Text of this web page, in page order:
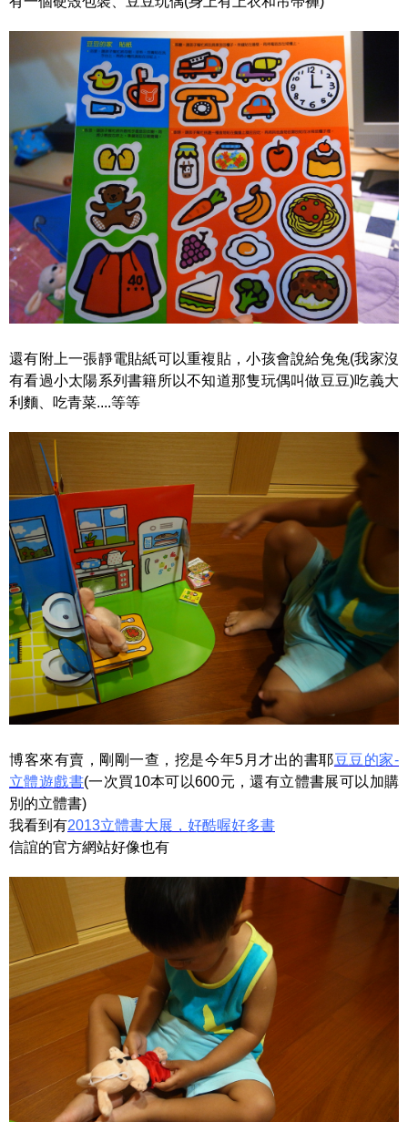
還有附上一張靜電貼紙可以重複貼，小孩會說給兔兔(我家沒
有看過小太陽系列書籍所以不知道那隻玩偶叫做豆豆)吃義大
利麵、吃青菜....等等
博客來有賣，剛剛一查，挖是今年5月才出的書耶豆豆的家-
立體遊戲書(一次買10本可以600元，還有立體書展可以加購
別的立體書)
我看到有2013立體書大展，好酷喔好多書
信誼的官方網站好像也有